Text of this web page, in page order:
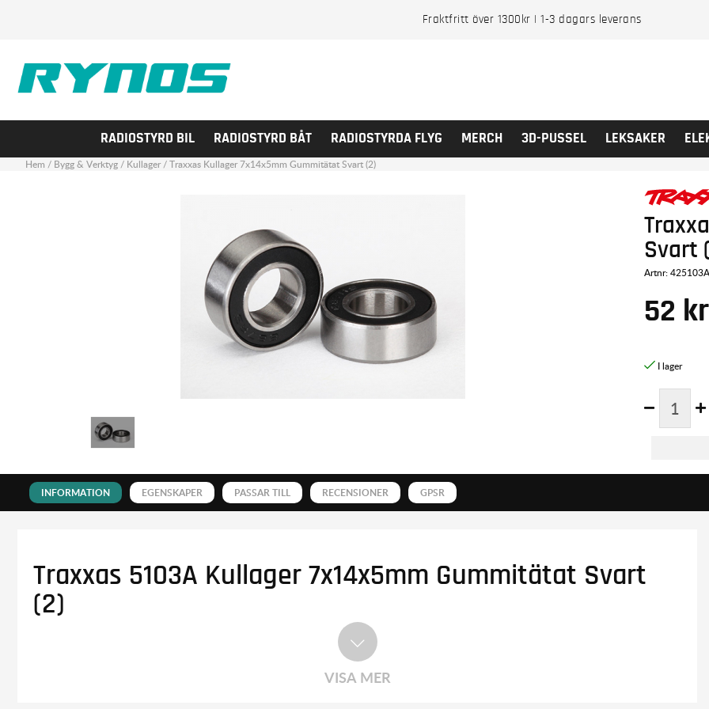
Fraktfritt över 1300kr | 1-3 dagars leverans
RADIOSTYRD BIL RADIOSTYRD BÅT RADIOSTYRDA FLYG MERCH 3D-PUSSEL LEKSAKER
Hem / Bygg & Verktyg/ Kullager/Traxxas Kullager 7x14x5mm Gummitätat Svart (2)
Svart
Artnr:
52 kr
INFORMATION EGENSKAPER PASSAR TILL RECENSIONER GPSR
Traxxas 5103A Kullager 7x14x5mm Gummitätat Svart
(2)
VISA MER